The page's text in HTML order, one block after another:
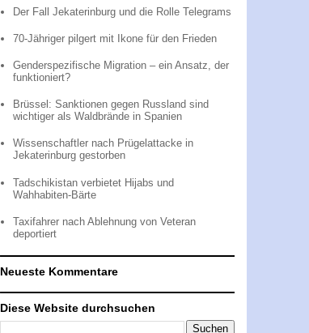
Der Fall Jekaterinburg und die Rolle Telegrams
70-Jähriger pilgert mit Ikone für den Frieden
Genderspezifische Migration – ein Ansatz, der
funktioniert?
Brüssel: Sanktionen gegen Russland sind
wichtiger als Waldbrände in Spanien
Wissenschaftler nach Prügelattacke in
Jekaterinburg gestorben
Tadschikistan verbietet Hijabs und
Wahhabiten-Bärte
Taxifahrer nach Ablehnung von Veteran
deportiert
Neueste Kommentare
Diese Website durchsuchen